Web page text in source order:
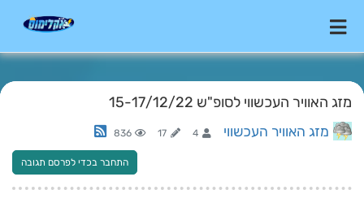
מזג האוויר העכשווי לסופ"ש 15-17/12/22
מזג האוויר העכשווי 4
17
836
התחבר בכדי לפרסם תגובה